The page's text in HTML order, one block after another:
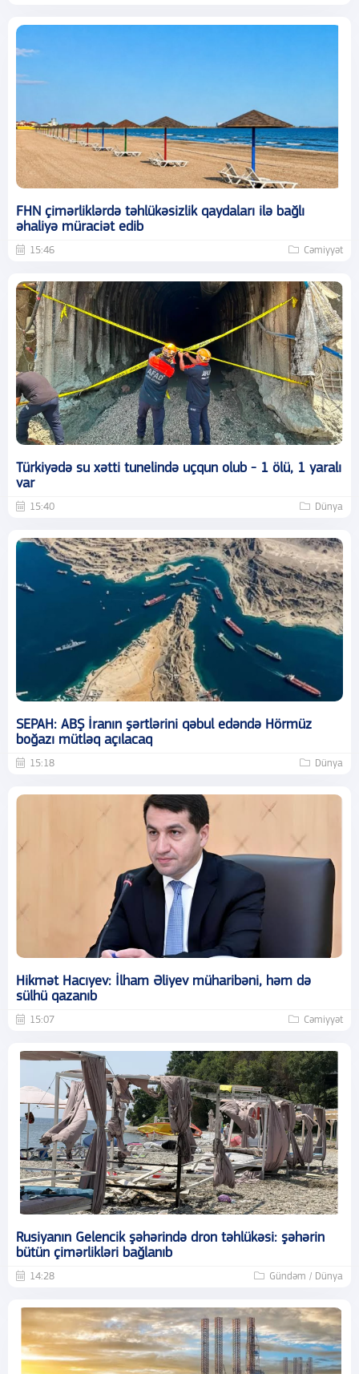
FHN çimərliklərdə təhlükəsizlik qaydaları ilə bağlı
əhaliyə müraciət edib
15:46 Cəmiyyət
Türkiyədə su xətti tunelində uçqun olub - 1 ölü, 1 yaralı
var
15:40 Dünya
SEPAH: ABŞ İranın şərtlərini qəbul edəndə Hörmüz
boğazı mütləq açılacaq
15:18 Dünya
Hikmət Hacıyev: İlham Əliyev müharibəni, həm də
sülhü qazanıb
15:07 Cəmiyyət
Rusiyanın Gelencik şəhərində dron təhlükəsi: şəhərin
bütün çimərlikləri bağlanıb
14:28 Gündəm / Dünya